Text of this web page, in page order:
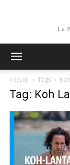
Le
Accueil Tags
Tag: Koh